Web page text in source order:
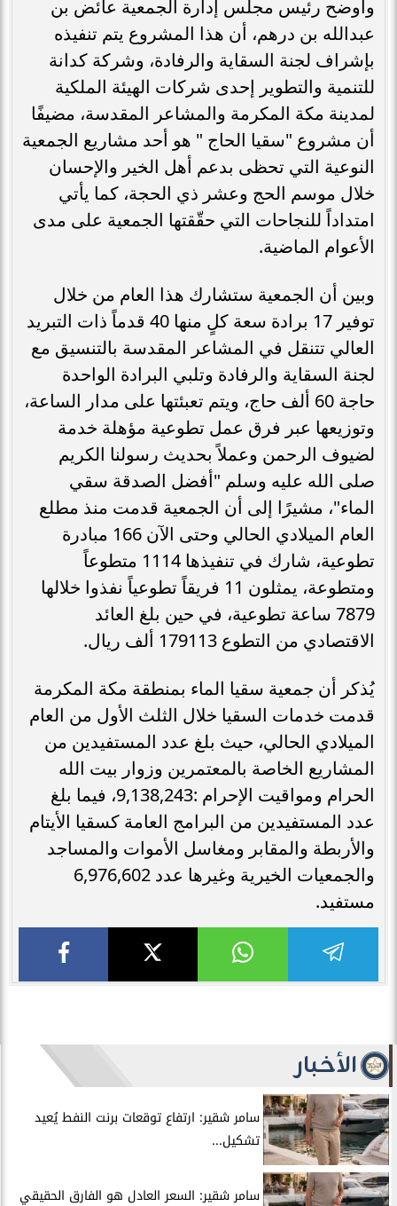
وأوضح رئيس مجلس إدارة الجمعية عائض بن
عبدالله بن درهم، أن هذا المشروع يتم تنفيذه
بإشراف لجنة السقاية والرفادة، وشركة كدانة
للتنمية والتطوير إحدى شركات الهيئة الملكية
لمدينة مكة المكرمة والمشاعر المقدسة، مضيفًا
أن مشروع "سقيا الحاج " هو أحد مشاريع الجمعية
النوعية التي تحظى بدعم أهل الخير والإحسان
خلال موسم الحج وعشر ذي الحجة، كما يأتي
امتداداً للنجاحات التي حقّقتها الجمعية على مدى
الأعوام الماضية.
وبين أن الجمعية ستشارك هذا العام من خلال
توفير 17 برادة سعة كلٍ منها 40 قدماً ذات التبريد
العالي تتنقل في المشاعر المقدسة بالتنسيق مع
لجنة السقاية والرفادة وتلبي البرادة الواحدة
حاجة 60 ألف حاج، ويتم تعبئتها على مدار الساعة،
وتوزيعها عبر فرق عمل تطوعية مؤهلة خدمة
لضيوف الرحمن وعملاً بحديث رسولنا الكريم
صلى الله عليه وسلم "أفضل الصدقة سقي
الماء"، مشيرًا إلى أن الجمعية قدمت منذ مطلع
العام الميلادي الحالي وحتى الآن 166 مبادرة
تطوعية، شارك في تنفيذها 1114 متطوعاً
ومتطوعة، يمثلون 11 فريقاً تطوعياً نفذوا خلالها
7879 ساعة تطوعية، في حين بلغ العائد
الاقتصادي من التطوع 179113 ألف ريال.
يُذكر أن جمعية سقيا الماء بمنطقة مكة المكرمة
قدمت خدمات السقيا خلال الثلث الأول من العام
الميلادي الحالي، حيث بلغ عدد المستفيدين من
المشاريع الخاصة بالمعتمرين وزوار بيت الله
الحرام ومواقيت الإحرام :9,138,243، فيما بلغ
عدد المستفيدين من البرامج العامة كسقيا الأيتام
والأربطة والمقابر ومغاسل الأموات والمساجد
والجمعيات الخيرية وغيرها عدد 6,976,602
مستفيد.
الأخبار
سامر شقير: ارتفاع توقعات برنت النفط يُعيد
تشكيل...
سامر شقير: السعر العادل هو الفارق الحقيقي